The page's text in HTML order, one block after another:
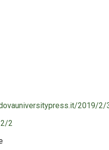
2019/2/
2